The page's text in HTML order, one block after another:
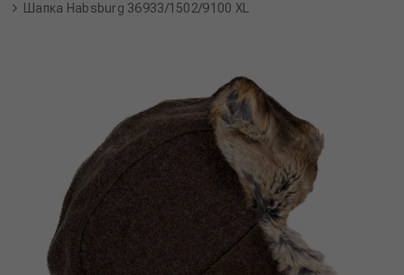
Шапка Habsburg 36933/1502/9100 XL